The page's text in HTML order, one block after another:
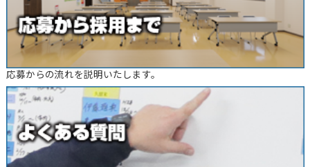
応募からの流れを説明いたします。